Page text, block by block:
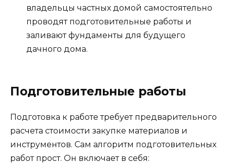
владельцы частных домой самостоятельно
проводят подготовительные работы и
заливают фундаменты для будущего
дачного дома.
Подготовительные работы
Подготовка к работе требует предварительного
расчета стоимости закупке материалов и
инструментов. Сам алгоритм подготовительных
работ прост. Он включает в себя: